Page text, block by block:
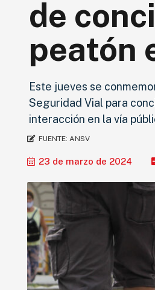
de
peatón
Este jueves se
Seguridad Vial para
interacción en la vía
FUENTE: ANSV
23 de marzo de 2024